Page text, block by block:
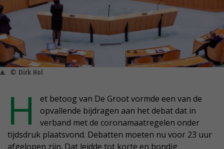
© Dirk Hol
H
et betoog van De Groot vormde een van de
opvallende bijdragen aan het debat dat in
verband met de coronamaatregelen onder
tijdsdruk plaatsvond. Debatten moeten nu voor 23 uur
afgelopen zijn. Dat leidde tot korte en bondig